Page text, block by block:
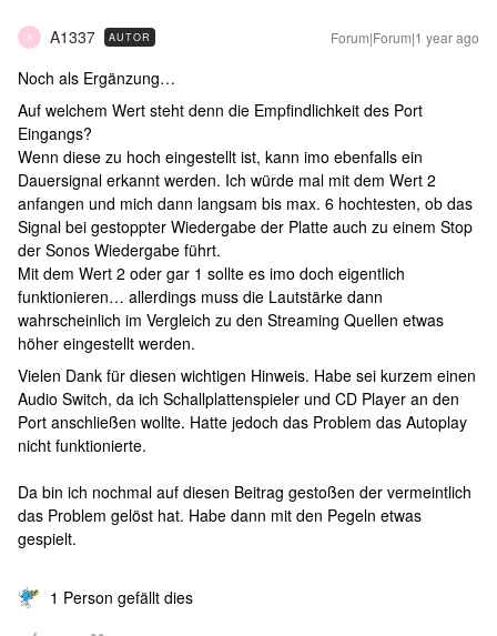
A A1337 AUTOR Forum|Forum|1 year ago
Noch als Ergänzung…
Auf welchem Wert steht denn die Empfindlichkeit des Port
Eingangs?
Wenn diese zu hoch eingestellt ist, kann imo ebenfalls ein
Dauersignal erkannt werden. Ich würde mal mit dem Wert 2
anfangen und mich dann langsam bis max. 6 hochtesten, ob das
Signal bei gestoppter Wiedergabe der Platte auch zu einem Stop
der Sonos Wiedergabe führt.
Mit dem Wert 2 oder gar 1 sollte es imo doch eigentlich
funktionieren… allerdings muss die Lautstärke dann
wahrscheinlich im Vergleich zu den Streaming Quellen etwas
höher eingestellt werden.
Vielen Dank für diesen wichtigen Hinweis. Habe sei kurzem einen
Audio Switch, da ich Schallplattenspieler und CD Player an den
Port anschließen wollte. Hatte jedoch das Problem das Autoplay
nicht funktionierte.
Da bin ich nochmal auf diesen Beitrag gestoßen der vermeintlich
das Problem gelöst hat. Habe dann mit den Pegeln etwas
gespielt.
1 Person gefällt dies